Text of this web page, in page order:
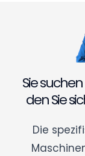
Sie
den Sie
Die